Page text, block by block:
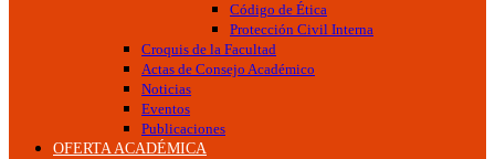
Código de Ética
Protección Civil Interna
Croquis de la Facultad
Actas de Consejo Académico
Noticias
Eventos
Publicaciones
OFERTA ACADÉMICA